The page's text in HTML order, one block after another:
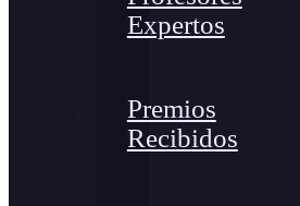
Expertos
Premios
Recibidos